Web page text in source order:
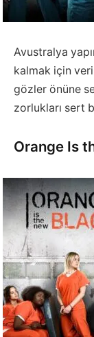
Avustralya
kalmak için
gözler önüne
zorlukları sert
Orange Is